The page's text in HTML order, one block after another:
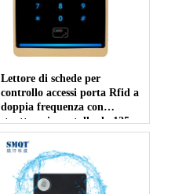
Lettore di schede per
controllo accessi porta Rfid a
doppia frequenza con
struttura in metallo da 125
khz e 13,56 mhz